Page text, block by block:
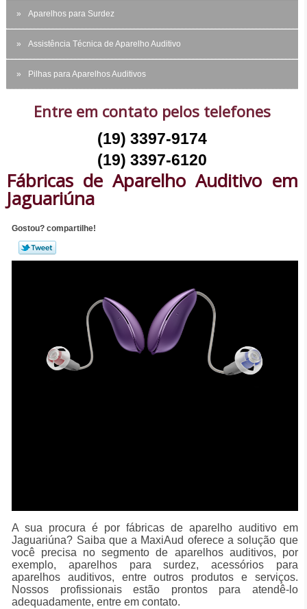
Aparelhos para Surdez
Assistência Técnica de Aparelho Auditivo
Pilhas para Aparelhos Auditivos
Entre em contato pelos telefones
(19) 3397-9174
(19) 3397-6120
Fábricas de Aparelho Auditivo em
Jaguariúna
Gostou? compartilhe!
A sua procura é por fábricas de aparelho auditivo em
Jaguariúna? Saiba que a MaxiAud oferece a solução que
você precisa no segmento de aparelhos auditivos, por
exemplo, aparelhos para surdez, acessórios para
aparelhos auditivos, entre outros produtos e serviços.
Nossos profissionais estão prontos para atendê-lo
adequadamente, entre em contato.